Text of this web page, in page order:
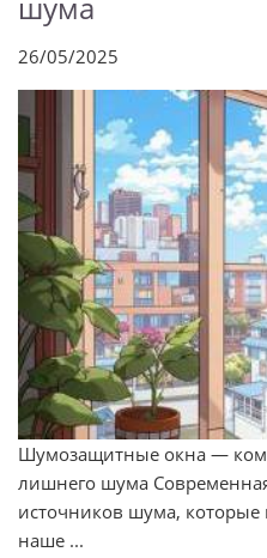
26/05/2025
Шумозащитные окна —
лишнего шума
источников шума, которые
наше ...